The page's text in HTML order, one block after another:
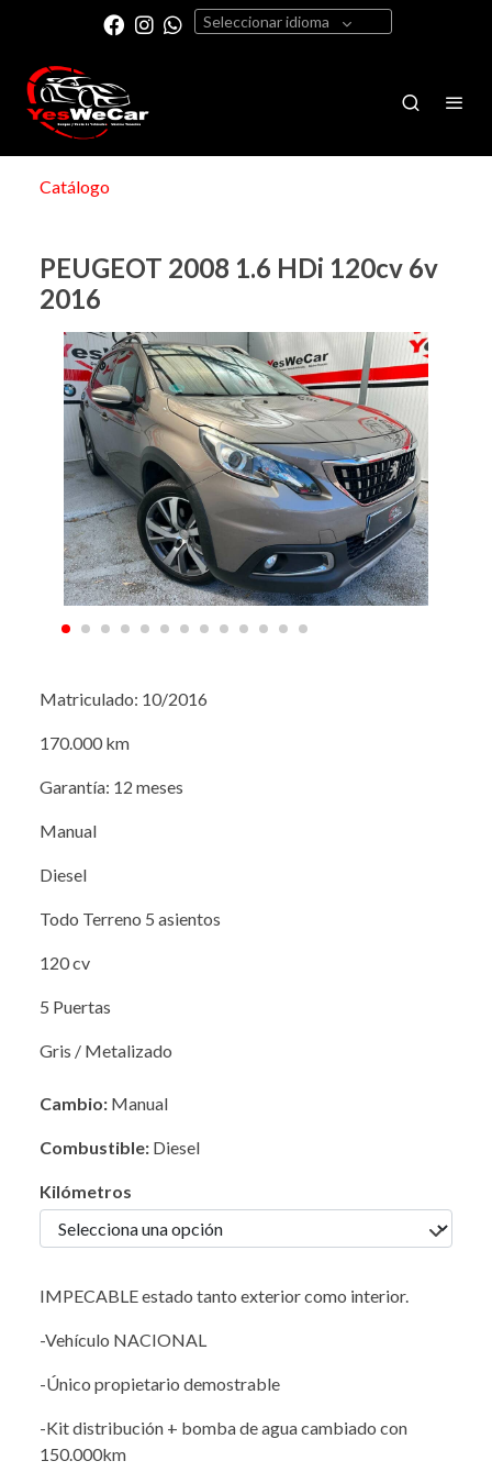
Seleccionar idioma
Catálogo
PEUGEOT 2008 1.6 HDi 120cv 6v
2016
Matriculado: 10/2016
170.000 km
Garantía: 12 meses
Manual
Diesel
Todo Terreno 5 asientos
120 cv
5 Puertas
Gris / Metalizado
Cambio: Manual
Combustible: Diesel
Kilómetros
IMPECABLE estado tanto exterior como interior.
-Vehículo NACIONAL
-Único propietario demostrable
-Kit distribución + bomba de agua cambiado con
150.000km